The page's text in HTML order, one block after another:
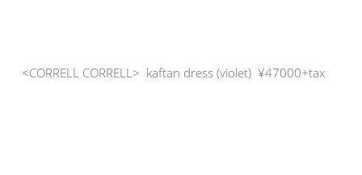
<CORRELL CORRELL> kaftan dress (violet) ¥47000+tax